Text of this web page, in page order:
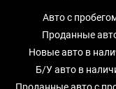
Авто с
Проданные
Новые авто в
Б/У авто в